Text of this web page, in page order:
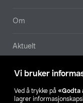
Vi bruker
Ved å trykke på «Godta
lagrer
Om
Aktuelt
Våre selskaper